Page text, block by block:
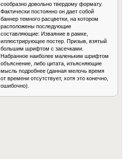
сообразно довольно твердому формату.
Фактически постоянно он дает собой
баннер темного расцветки, на котором
расположены последующие
составляющие: Изваяние в рамке,
иллюстрирующее постер. Призыв, взятый
большим шрифтом с засечками.
Набранное наиболее маленьким шрифтом
объяснение, либо цитата, изъясняющие
мысль подробнее (данная мелочь время
от времени отсутствует, хотя это конечно,
ошибочно).